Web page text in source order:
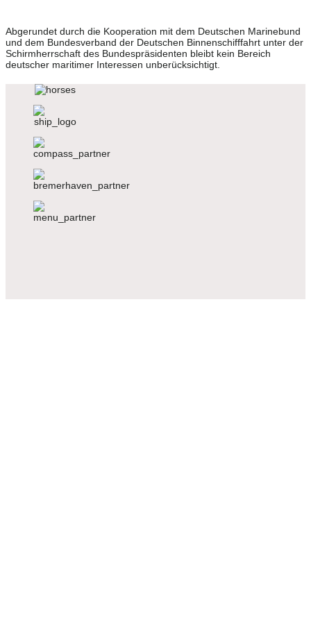
Abgerundet durch die Kooperation mit dem Deutschen Marinebund
und dem Bundesverband der Deutschen Binnenschifffahrt unter der
Schirmherrschaft des Bundespräsidenten bleibt kein Bereich
deutscher maritimer Interessen unberücksichtigt.